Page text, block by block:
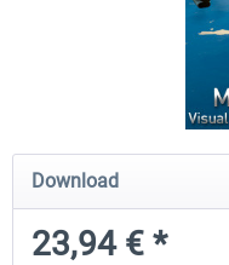
FSDG - Flight Suite Pro
Download
23,94 € *